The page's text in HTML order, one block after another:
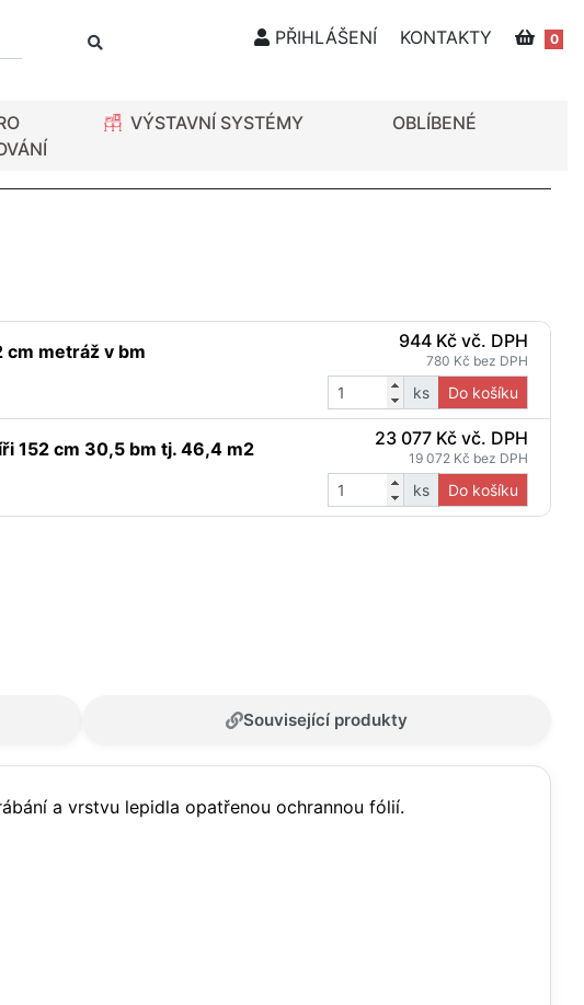
PŘIHLÁŠENÍ KONTAKTY 0
VÝSTAVNÍ SYSTÉMY OBLÍBENÉ
cm metráž v bm 944 Kč vč. DPH
780 Kč bez DPH
ks Do košíku
152 cm 30,5 bm tj. 46,4 m2 23 077 Kč vč. DPH
19 072 Kč bez DPH
ks Do košíku
Související produkty
a vrstvu lepidla opatřenou ochrannou fólií.